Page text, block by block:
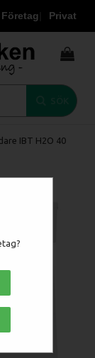
Företag Privat
IBT H2O 40